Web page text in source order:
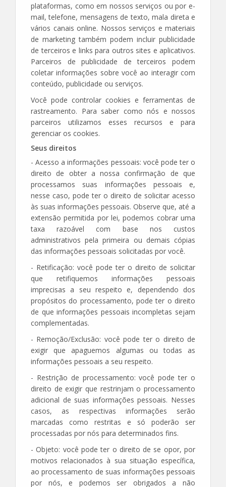
plataformas, como em nossos serviços ou por e-
mail, telefone, mensagens de texto, mala direta e
vários canais online. Nossos serviços e materiais
de marketing também podem incluir publicidade
de terceiros e links para outros sites e aplicativos.
Parceiros de publicidade de terceiros podem
coletar informações sobre você ao interagir com
conteúdo, publicidade ou serviços.
Você pode controlar cookies e ferramentas de
rastreamento. Para saber como nós e nossos
parceiros utilizamos esses recursos e para
gerenciar os cookies.
Seus direitos
- Acesso a informações pessoais: você pode ter o
direito de obter a nossa confirmação de que
processamos suas informações pessoais e,
nesse caso, pode ter o direito de solicitar acesso
às suas informações pessoais. Observe que, até a
extensão permitida por lei, podemos cobrar uma
taxa razoável com base nos custos
administrativos pela primeira ou demais cópias
das informações pessoais solicitadas por você.
- Retificação: você pode ter o direito de solicitar
que retifiquemos informações pessoais
imprecisas a seu respeito e, dependendo dos
propósitos do processamento, pode ter o direito
de que informações pessoais incompletas sejam
complementadas.
- Remoção/Exclusão: você pode ter o direito de
exigir que apaguemos algumas ou todas as
informações pessoais a seu respeito.
- Restrição de processamento: você pode ter o
direito de exigir que restrinjam o processamento
adicional de suas informações pessoais. Nesses
casos, as respectivas informações serão
marcadas como restritas e só poderão ser
processadas por nós para determinados fins.
- Objeto: você pode ter o direito de se opor, por
motivos relacionados à sua situação específica,
ao processamento de suas informações pessoais
por nós, e podemos ser obrigados a não